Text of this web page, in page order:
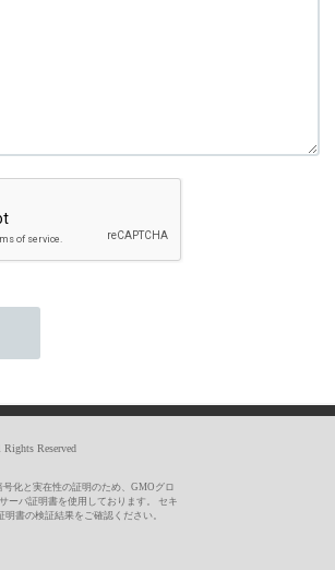
Reserved
化と実在性の証明のため、GMOグロ
ーバ証明書を使用しております。 セキ
書の検証結果をご確認ください。